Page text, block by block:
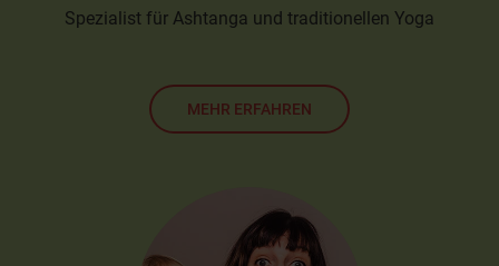
Spezialist für Ashtanga und traditionellen Yoga
MEHR ERFAHREN